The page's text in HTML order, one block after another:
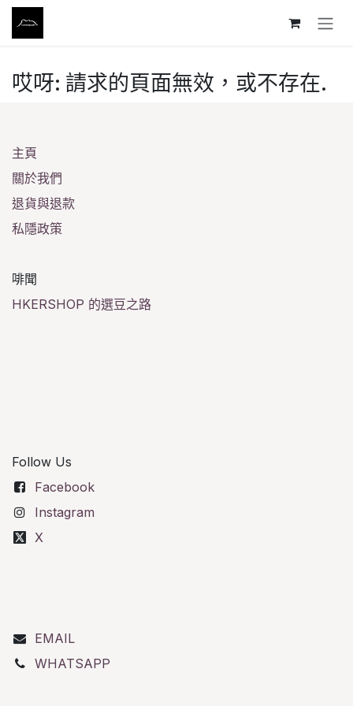
跳至內容
哎呀: 請求的頁面無效，或不存在.
主頁
關於我們
退貨與退款
私隱政策
啡聞
HKERSHOP 的選豆之路
Follow Us
Facebook
Instagram
X
EMAIL
WHATSAPP